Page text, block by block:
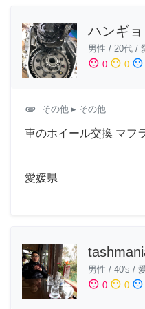
ハンギ
男性 / 20代 /
sentiment_satisfied 0 sentiment_neutral 0 sentiment_dissatisfied
attachment その他 ▸ その他
車のホイール交換 マフ
愛媛県
男性 / 40's /
sentiment_satisfied 0 sentiment_neutral 0 sentiment_dissatisfied